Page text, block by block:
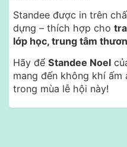
Standee được in trên
dựng – thích hợp cho
lớp học, trung tâm
Hãy để Standee Noel
mang đến không khí
trong mùa lễ hội này!